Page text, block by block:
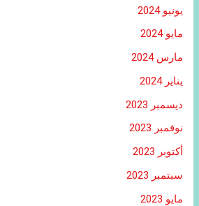
يونيو 2024
مايو 2024
مارس 2024
يناير 2024
ديسمبر 2023
نوفمبر 2023
أكتوبر 2023
سبتمبر 2023
مايو 2023